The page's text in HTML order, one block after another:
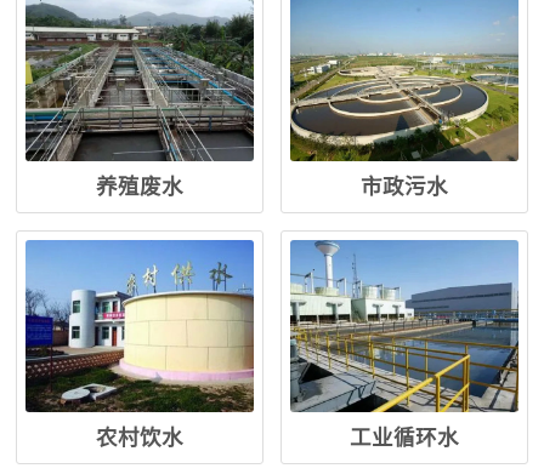
养殖废水 市政污水
农村饮水 工业循环水